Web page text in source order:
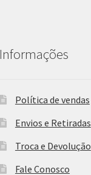
Informações
Política de vendas
Envios e Retiradas
Troca e Devolução
Fale Conosco